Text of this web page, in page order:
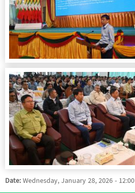
Date:Wednesday, January 28, 2026 - 12:00